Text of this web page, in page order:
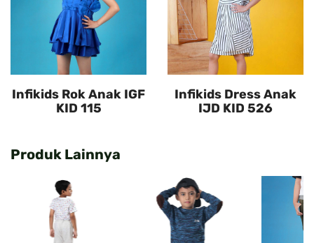
Infikids Rok Anak IGF
KID 115
Infikids Dress Anak
IJD KID 526
Produk Lainnya